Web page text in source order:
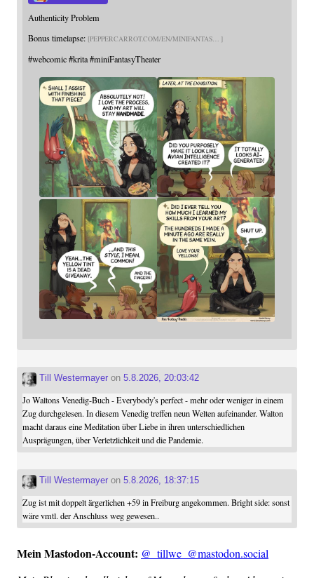
Authenticity Problem
Bonus timelapse: PEPPERCARROT.COM/EN/MINIFANTAS
#webcomic#krita#miniFantasyTheater
Till Westermayer on 5.8.2026, 20:03:42
Jo Waltons Venedig-Buch - Everybody's perfect - mehr oder weniger in einem
Zug durchgelesen. In diesem Venedig treffen neun Welten aufeinander. Walton
macht daraus eine Meditation über Liebe in ihren unterschiedlichen
Ausprägungen, über Verletzlichkeit und die Pandemie.
Till Westermayer on 5.8.2026, 18:37:15
Zug ist mit doppelt ärgerlichen +59 in Freiburg angekommen. Bright side: sonst
wäre vmtl. der Anschluss weg gewesen..
Mein Mast­o­don-Account: @_tillwe_@mastodon.social